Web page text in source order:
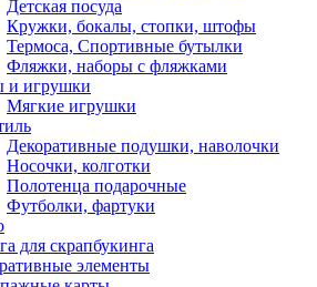
Детская посуда
Кружки, бокалы, стопки, штофы
Термоса, Спортивные бутылки
Фляжки, наборы с фляжками
и игрушки
Мягкие игрушки
Декоративные подушки, наволочки
Носочки, колготки
Полотенца подарочные
Футболки, фартуки
для скрапбукинга
элементы